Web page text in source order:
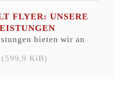
FLYER: UNSERE
bieten wir an
(599,9 KiB)